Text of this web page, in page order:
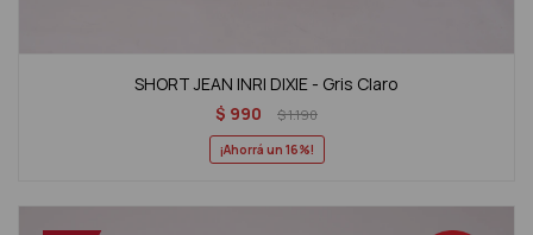
SHORT JEAN INRI DIXIE - Gris Claro
$ 990 $1.190
16